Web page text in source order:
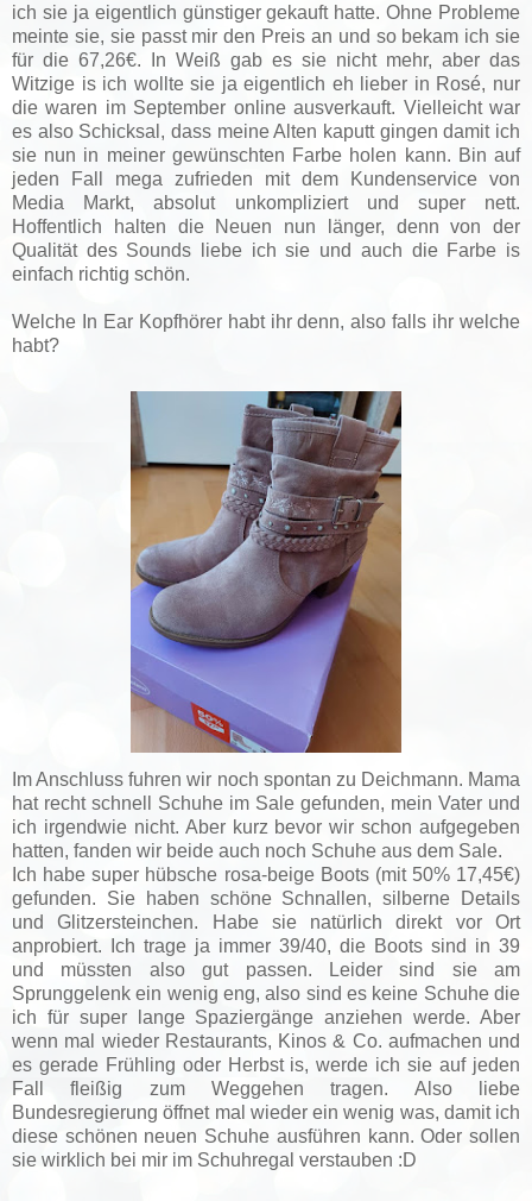
ich sie ja eigentlich günstiger gekauft hatte. Ohne Probleme
meinte sie, sie passt mir den Preis an und so bekam ich sie
für die 67,26€. In Weiß gab es sie nicht mehr, aber das
Witzige is ich wollte sie ja eigentlich eh lieber in Rosé, nur
die waren im September online ausverkauft. Vielleicht war
es also Schicksal, dass meine Alten kaputt gingen damit ich
sie nun in meiner gewünschten Farbe holen kann. Bin auf
jeden Fall mega zufrieden mit dem Kundenservice von
Media Markt, absolut unkompliziert und super nett.
Hoffentlich halten die Neuen nun länger, denn von der
Qualität des Sounds liebe ich sie und auch die Farbe is
einfach richtig schön.
Welche In Ear Kopfhörer habt ihr denn, also falls ihr welche
habt?
Im Anschluss fuhren wir noch spontan zu Deichmann. Mama
hat recht schnell Schuhe im Sale gefunden, mein Vater und
ich irgendwie nicht. Aber kurz bevor wir schon aufgegeben
hatten, fanden wir beide auch noch Schuhe aus dem Sale.
Ich habe super hübsche rosa-beige Boots (mit 50% 17,45€)
gefunden. Sie haben schöne Schnallen, silberne Details
und Glitzersteinchen. Habe sie natürlich direkt vor Ort
anprobiert. Ich trage ja immer 39/40, die Boots sind in 39
und müssten also gut passen. Leider sind sie am
Sprunggelenk ein wenig eng, also sind es keine Schuhe die
ich für super lange Spaziergänge anziehen werde. Aber
wenn mal wieder Restaurants, Kinos & Co. aufmachen und
es gerade Frühling oder Herbst is, werde ich sie auf jeden
Fall fleißig zum Weggehen tragen. Also liebe
Bundesregierung öffnet mal wieder ein wenig was, damit ich
diese schönen neuen Schuhe ausführen kann. Oder sollen
sie wirklich bei mir im Schuhregal verstauben :D